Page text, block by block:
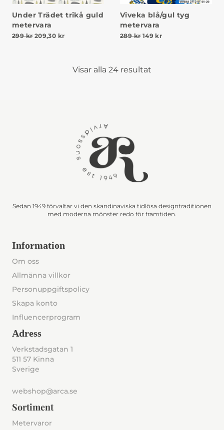
Under Trädet trikå guld
metervara
299kr Det ursprungliga priset var: 299 kr.
209,30 krDet nuvarande priset är: 209,30 kr.
Viveka blå/gul tyg
metervara
289kr Det ursprungliga priset
149 krDet nuvarande
Visar alla 24 resultat
Sedan 1949 förvaltar vi den skandinaviska tidlösa designtraditionen
med moderna mönster redo för framtiden.
Information
Om oss
Allmänna villkor
Personuppgiftspolicy
Skapa konto
Influencerprogram
Adress
Verkstadsgatan 1
511 57 Kinna
Sverige
webshop@arca.se
Sortiment
Metervaror